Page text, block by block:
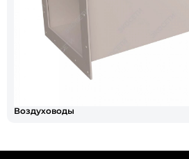
Воздуховоды